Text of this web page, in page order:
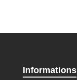
Informations